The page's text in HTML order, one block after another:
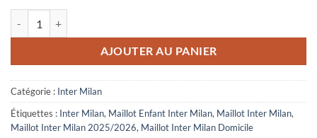
AJOUTER AU PANIER
Catégorie : Inter Milan
Étiquettes : Inter Milan, Maillot Enfant Inter Milan, Maillot Inter Milan,
Maillot Inter Milan 2025/2026, Maillot Inter Milan Domicile